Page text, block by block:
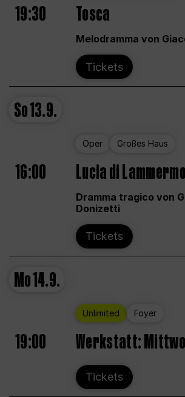
19:30 Tosca
Melodramma von
Tickets
So13.9.
Oper Großes Haus
16:00 Lucia di
Dramma tragico von
Donizetti
Tickets
Mo14.9.
Unlimited Foyer
19:00 Werkstatt:
Tickets